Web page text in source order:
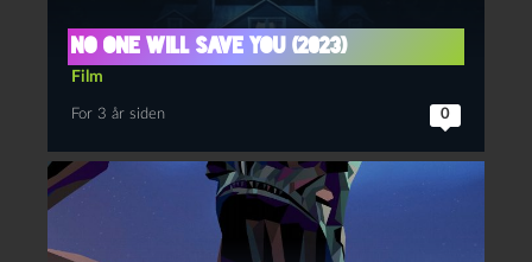
No one will save you (2023)
Film
For 3 år siden 0